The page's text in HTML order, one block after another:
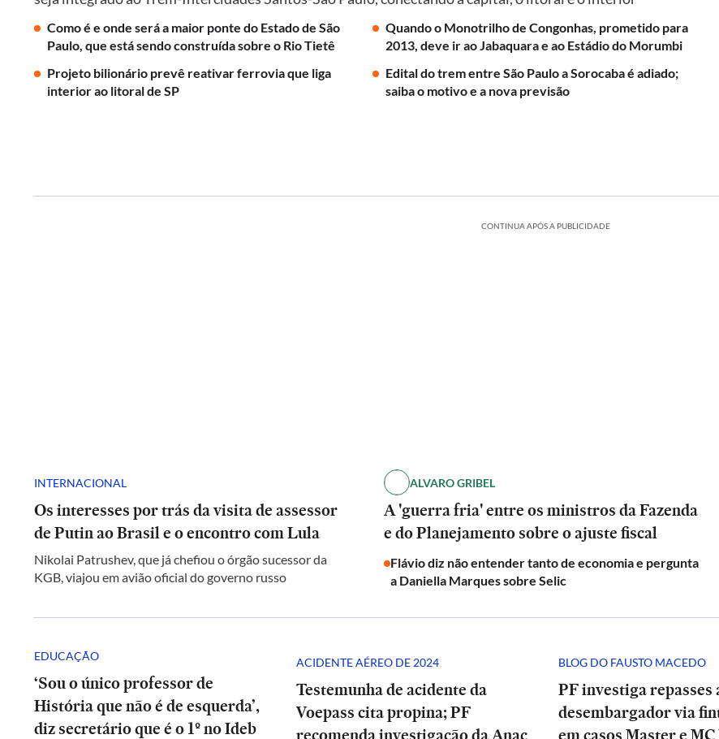
Como é e onde será a maior ponte do Estado de São
Paulo, que está sendo construída sobre o Rio Tietê
Quando o Monotrilho de Congonhas, prometido para
2013, deve ir ao Jabaquara e ao Estádio do Morumbi
Projeto bilionário prevê reativar ferrovia que liga
interior ao litoral de SP
Edital do trem entre São Paulo a Sorocaba é adiado;
saiba o motivo e a nova previsão
CONTINUA APÓS A PUBLICIDADE
INTERNACIONAL
Os interesses por trás da visita de assessor
de Putin ao Brasil e o encontro com Lula
Nikolai Patrushev, que já chefiou o órgão sucessor da
KGB, viajou em avião oficial do governo russo
ALVARO GRIBEL
A 'guerra fria' entre os ministros da Fazenda
e do Planejamento sobre o ajuste fiscal
Flávio diz não entender tanto de economia e pergunta
a Daniella Marques sobre Selic
EDUCAÇÃO
‘Sou o único professor de
História que não é de esquerda’,
diz secretário que é o 1º no Ideb
ACIDENTE AÉREO DE 2024
Testemunha de acidente da
Voepass cita propina; PF
BLOG DO FAUSTO MACEDO
PF investiga repasses
desembargador via